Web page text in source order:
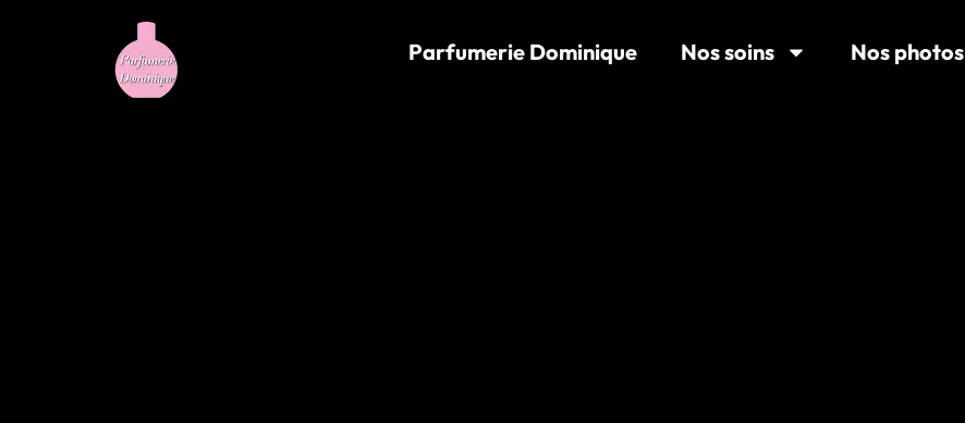
Parfumerie Dominique Nos soins Nos photos